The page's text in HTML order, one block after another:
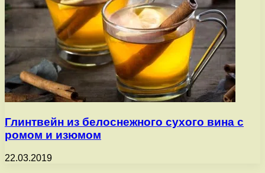
Глинтвейн из белоснежного сухого вина с
ромом и изюмом
22.03.2019